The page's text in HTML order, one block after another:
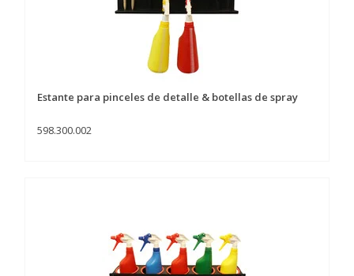
Estante para pinceles de detalle & botellas de spray
598.300.002